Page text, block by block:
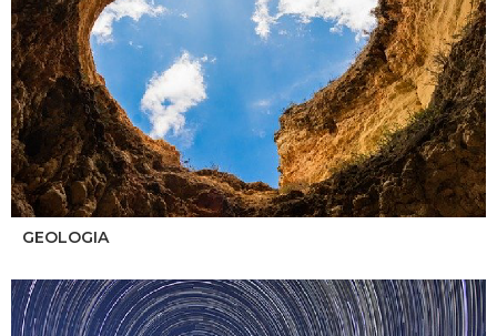
GEOLOGIA